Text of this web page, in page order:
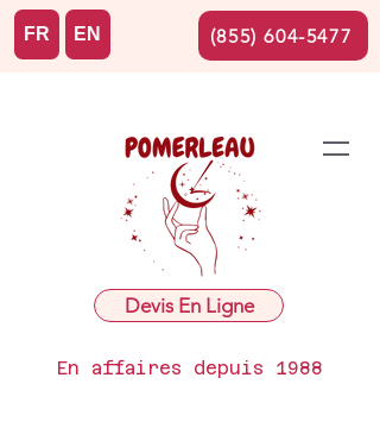
Devis En Ligne
En affaires depuis 1988
FR EN (855) 604-5477